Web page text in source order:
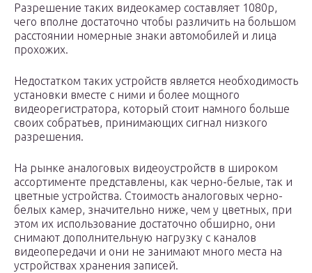
Разрешение таких видеокамер составляет 1080р,
чего вполне достаточно чтобы различить на большом
расстоянии номерные знаки автомобилей и лица
прохожих.
Недостатком таких устройств является необходимость
установки вместе с ними и более мощного
видеорегистратора, который стоит намного больше
своих собратьев, принимающих сигнал низкого
разрешения.
На рынке аналоговых видеоустройств в широком
ассортименте представлены, как черно-белые, так и
цветные устройства. Стоимость аналоговых черно-
белых камер, значительно ниже, чем у цветных, при
этом их использование достаточно обширно, они
снимают дополнительную нагрузку с каналов
видеопередачи и они не занимают много места на
устройствах хранения записей.